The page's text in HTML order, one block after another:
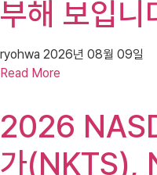
부해 보입니
ryohwa 2026년 08월 09일
Read More
2026
가(NKTS),